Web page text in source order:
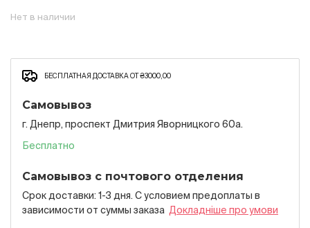
Нет в наличии
БЕСПЛАТНАЯ ДОСТАВКА ОТ ₴3000,00
Самовывоз
г. Днепр, проспект Дмитрия Яворницкого 60а.
Бесплатно
Самовывоз с почтового отделения
Срок доставки: 1-3 дня. С условием предоплаты в
зависимости от суммы заказа Докладнiше про умови